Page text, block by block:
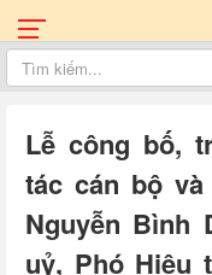
Lễ công bố,
tác cán bộ
Nguyễn Bình
uỷ, Phó Hiệu